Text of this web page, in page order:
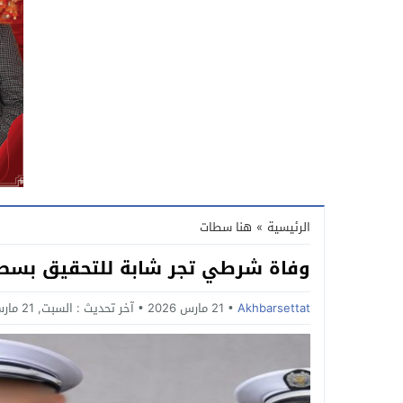
الرئيسية » هنا سطات
وفاة شرطي تجر شابة للتحقيق
Akhbarsettat 21 مارس 2026 آخر تحديث : السبت, 21 مارس, 2026 - 2:12 مساءً